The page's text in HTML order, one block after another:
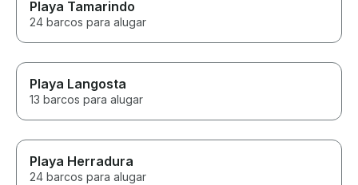
Playa Tamarindo
24 barcos para alugar
Playa Langosta
13 barcos para alugar
Playa Herradura
24 barcos para alugar